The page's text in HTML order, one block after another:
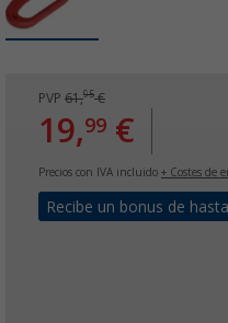
PVP 61,95€
19,99 €
Precios con IVA incluido + Costes de
Recibe un bonus de